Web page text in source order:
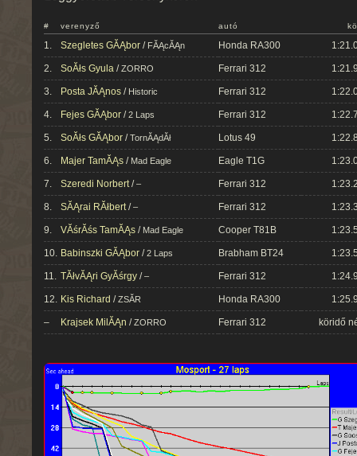
# verenyző autó
1. Szegletes GĂĄbor / FĂĄcĂĄn Honda RA300
2. SoĂłs Gyula /ZORRO Ferrari 312
3. Posta JĂĄnos / Historic Ferrari 312
4. Fejes GĂĄbor /2 Laps Ferrari 312
5. SoĂłs GĂĄbor /TornĂĄdĂł Lotus 49
6. Majer TamĂĄs / Mad Eagle Eagle T1G
7. Szeredi Norbert/– Ferrari 312
8. SĂĄrai RĂłbert/– Ferrari 312
9. VĂśrĂśs TamĂĄs / Mad Eagle Cooper T81B
10. Babinszki GĂĄbor /2 Laps Brabham BT24
11. TĂłvĂĄri GyĂśrgy /– Ferrari 312
12. Kis Richard /ZSĂR Honda RA300
– Krajsek MilĂĄn /ZORRO Ferrari 312 köridő